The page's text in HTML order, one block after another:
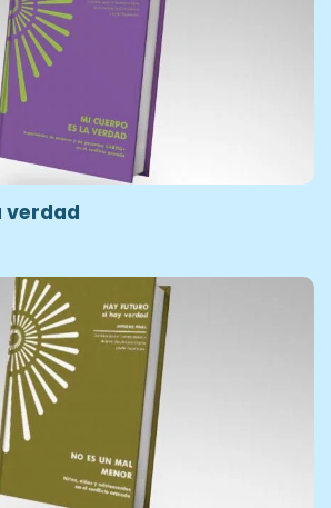
verdad